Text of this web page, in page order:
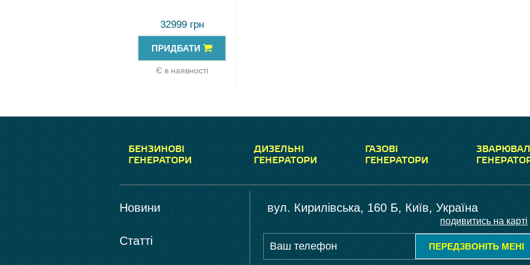
32999 грн
ПРИДБАТИ
Є в наявності
БЕНЗИНОВІ
ГЕНЕРАТОРИ
ДИЗЕЛЬНІ
ГЕНЕРАТОРИ
ГАЗОВІ
ГЕНЕРАТОРИ
Новини
Статті
вул. Кирилівська, 160 Б, Київ, Україна
подивитись на карті
ПЕРЕДЗВОНІТЬ МЕНІ